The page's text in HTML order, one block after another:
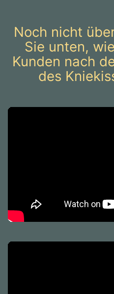
Noch nicht
Sie unten,
Kunden nach
des